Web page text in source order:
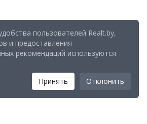
пользователей Realt.by,
и предоставления
рекомендаций используются
Принять Отклонить